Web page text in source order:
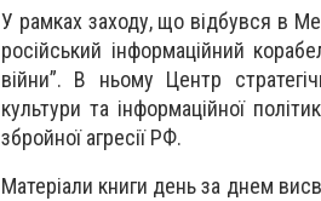
У рамках заходу, що відбувся в
російський інформаційний
війни”. В ньому Центр
культури та інформаційної
збройної агресії РФ.
Матеріали книги день за днем